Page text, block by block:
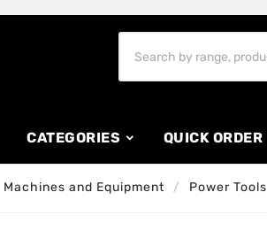
CATEGORIES QUICK ORDER
Machines and Equipment Power Tools